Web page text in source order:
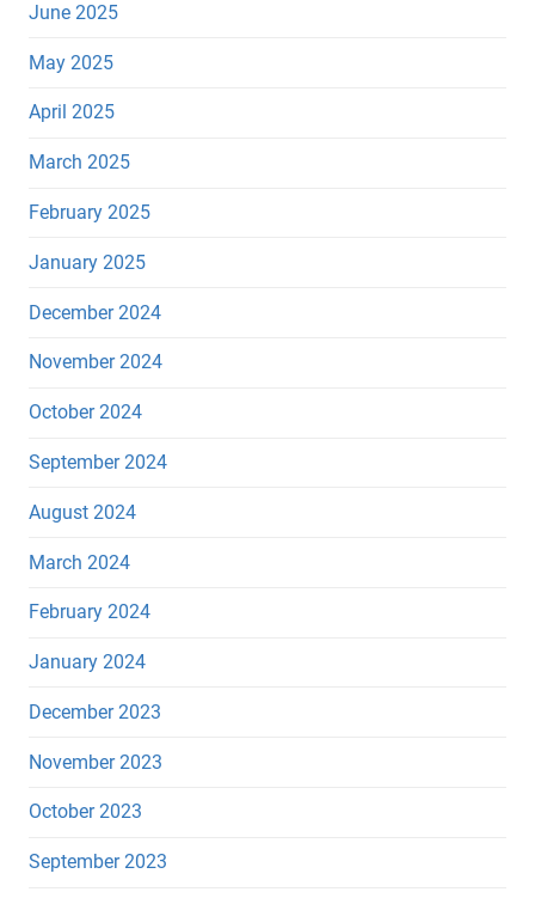
June 2025
May 2025
April 2025
March 2025
February 2025
January 2025
December 2024
November 2024
October 2024
September 2024
August 2024
March 2024
February 2024
January 2024
December 2023
November 2023
October 2023
September 2023